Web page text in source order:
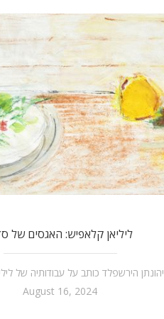
ליליאן קלאפיש: האגסים של
יהונתן הירשפלד כותב על עבודותיה של
August 16, 2024